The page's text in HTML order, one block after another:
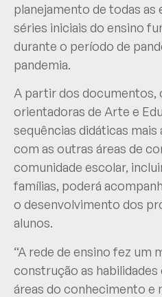
planejamento de todas as
séries iniciais do ensino
durante o período de
pandemia.
A partir dos documentos,
orientadoras de Arte e
sequências didáticas mais
com as outras áreas de
comunidade escolar,
famílias, poderá
o desenvolvimento dos
alunos.
“A rede de ensino fez um
construção as habilidades
áreas do conhecimento e